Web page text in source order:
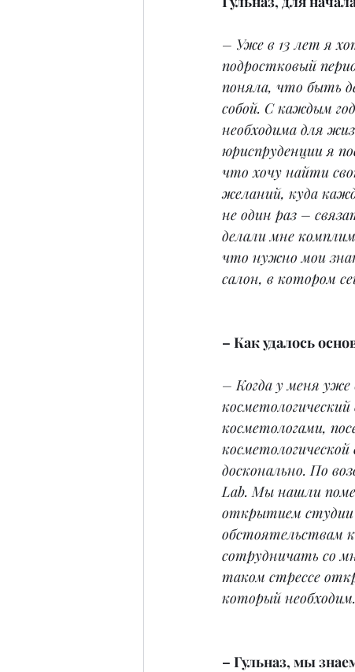
– Уже в 13 лет я
подростковый
поняла, что быть
собой. С каждым
необходима для
юриспруденции я
что хочу найти
желаний, куда
не один раз –
делали мне
что нужно мои
салон, в котором
– Как удалось
– Когда у меня
косметологами,
досконально. По
Lab. Мы нашли
открытием
обстоятельствам
сотрудничать со
таком стрессе
который необходим.
– Гульназ, мы